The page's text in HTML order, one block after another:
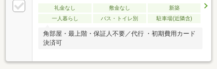
礼金なし 敷金なし
新築
一人暮らし
バス・トイレ別 駐車場(近隣含)
角部屋・最上階・保証人不要／代行 ・初期費用カード
決済可